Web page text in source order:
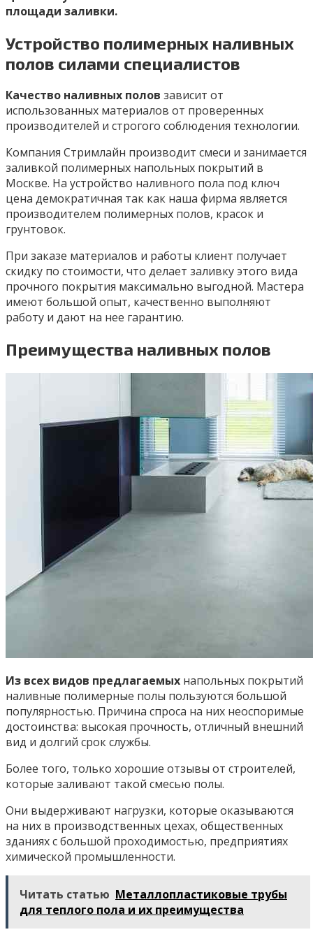
площади заливки.
Устройство полимерных наливных
полов силами специалистов
Качество наливных полов зависит от
использованных материалов от проверенных
производителей и строгого соблюдения технологии.
Компания Стримлайн производит смеси и занимается
заливкой полимерных напольных покрытий в
Москве. На устройство наливного пола под ключ
цена демократичная так как наша фирма является
производителем полимерных полов, красок и
грунтовок.
При заказе материалов и работы клиент получает
скидку по стоимости, что делает заливку этого вида
прочного покрытия максимально выгодной. Мастера
имеют большой опыт, качественно выполняют
работу и дают на нее гарантию.
Преимущества наливных полов
Из всех видов предлагаемых напольных покрытий
наливные полимерные полы пользуются большой
популярностью. Причина спроса на них неоспоримые
достоинства: высокая прочность, отличный внешний
вид и долгий срок службы.
Более того, только хорошие отзывы от строителей,
которые заливают такой смесью полы.
Они выдерживают нагрузки, которые оказываются
на них в производственных цехах, общественных
зданиях с большой проходимостью, предприятиях
химической промышленности.
Читать статью Металлопластиковые трубы
для теплого пола и их преимущества